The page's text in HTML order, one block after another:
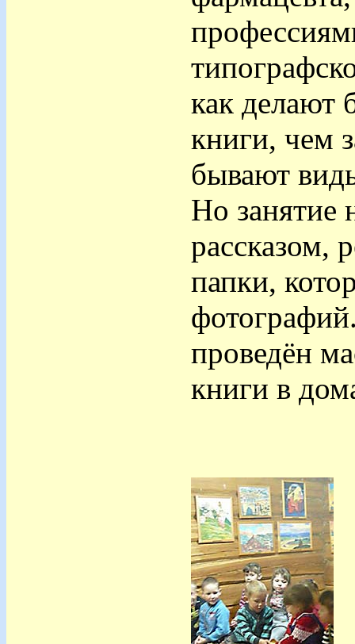
как делают
книги, чем
бывают
Но занятие
рассказом,
папки,
проведён
книги в